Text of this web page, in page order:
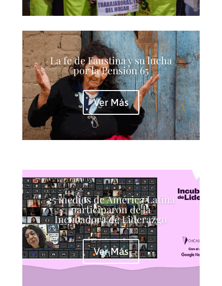
La fe de Faustina y su lucha
por la Pensión 65
Ver Más
25 medios de América Latina
participaron de la
Incubadora de Liderazgo
Ver Más